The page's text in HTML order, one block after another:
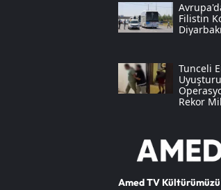
Filistin
Tunceli
Rekor
Amed TV Kültürümüzü